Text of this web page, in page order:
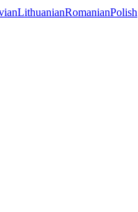
LithuanianRomanianPolish